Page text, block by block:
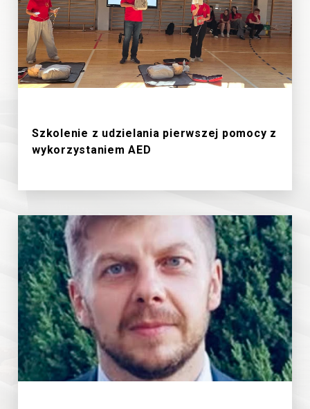
Szkolenie z udzielania pierwszej pomocy z
wykorzystaniem AED